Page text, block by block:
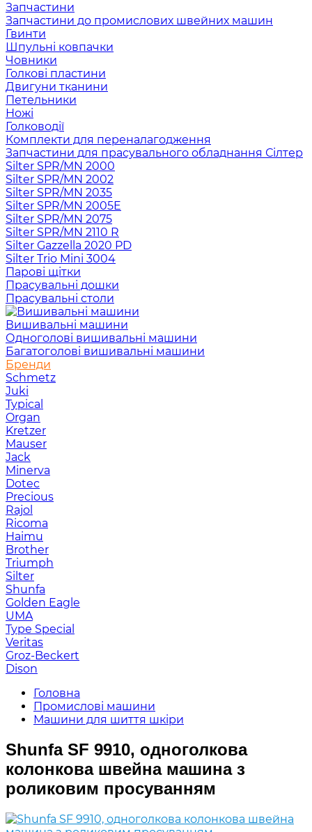
Запчастини
Запчастини до промислових швейних машин
Гвинти
Шпульні ковпачки
Човники
Голкові пластини
Двигуни тканини
Петельники
Ножі
Голководії
Комплекти для переналагодження
Запчастини для прасувального обладнання Сілтер
Silter SPR/MN 2000
Silter SPR/MN 2002
Silter SPR/MN 2035
Silter SPR/MN 2005E
Silter SPR/MN 2075
Silter SPR/MN 2110 R
Silter Gazzella 2020 PD
Silter Trio Mini 3004
Парові щітки
Прасувальні дошки
Прасувальні столи
Вишивальні машини
Одноголові вишивальні машини
Багатоголові вишивальні машини
Бренди
Schmetz
Juki
Typical
Organ
Kretzer
Mauser
Jack
Minerva
Dotec
Precious
Rajol
Ricoma
Haimu
Brother
Triumph
Silter
Shunfa
Golden Eagle
UMA
Type Special
Veritas
Groz-Beckert
Dison
Головна
Промислові машини
Машини для шиття шкіри
Shunfa SF 9910, одноголкова
колонкова швейна машина з
роликовим просуванням